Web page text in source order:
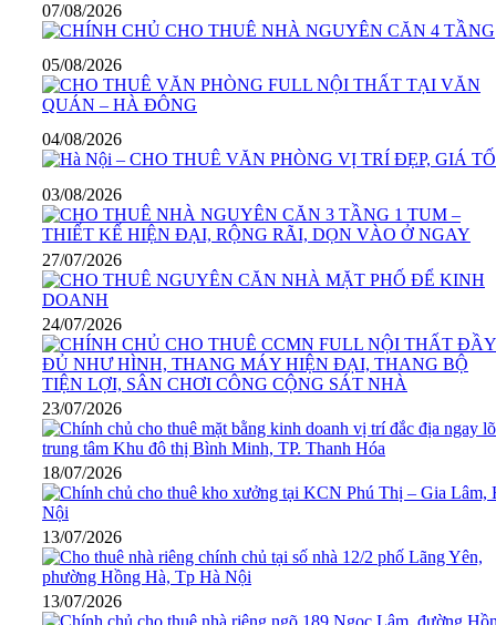
07/08/2026
05/08/2026
04/08/2026
03/08/2026
27/07/2026
24/07/2026
23/07/2026
18/07/2026
13/07/2026
13/07/2026